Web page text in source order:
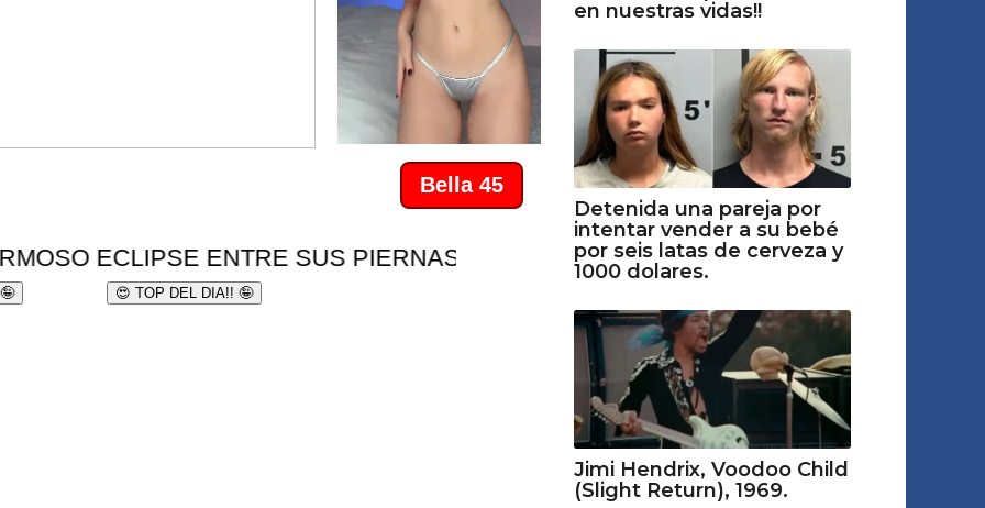
en nuestras vidas!!
Detenida una pareja por
intentar vender a su bebé
por seis latas de cerveza y
1000 dolares.
Jimi Hendrix, Voodoo Child
(Slight Return), 1969.